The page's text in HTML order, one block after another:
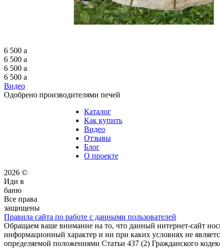
6 500 a
6 500 a
6 500 a
6 500 a
Видео
Одобрено производителями печей
Каталог
Как купить
Видео
Отзывы
Блог
О проекте
2026 ©
Иди в
баню
Все права
защищены
Правила сайта по работе с данными пользователей
Обращаем ваше внимание на то, что данный интернет-сайт
информационный характер и ни при каких условиях не
определяемой положениями Статьи 437 (2) Гражданского